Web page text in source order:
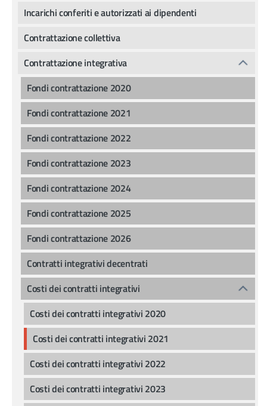
Incarichi conferiti e autorizzati ai dipendenti
Contrattazione collettiva
Contrattazione integrativa
Fondi contrattazione 2020
Fondi contrattazione 2021
Fondi contrattazione 2022
Fondi contrattazione 2023
Fondi contrattazione 2024
Fondi contrattazione 2025
Fondi contrattazione 2026
Contratti integrativi decentrati
Costi dei contratti integrativi
Costi dei contratti integrativi 2020
Costi dei contratti integrativi 2021
Costi dei contratti integrativi 2022
Costi dei contratti integrativi 2023